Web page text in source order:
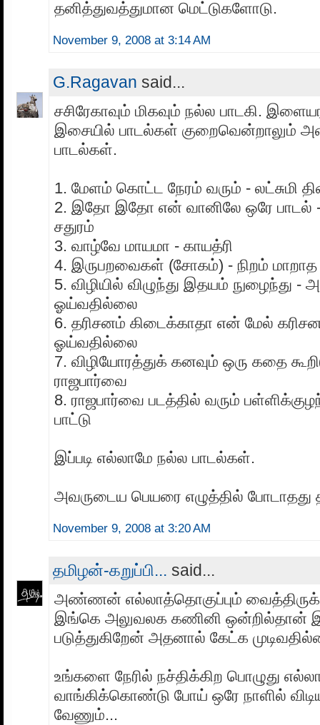
தனித்துவத்துமான மெட்டுகளோடு.
November 9, 2008 at 3:14 AM
G.Ragavan said...
சசிரேகாவும் மிகவும் நல்ல பாடகி.
இசையில் பாடல்கள் குறைவென்றாலும்
பாடல்கள்.
1. மேளம் கொட்ட நேரம் வரும் - லட்சுமி
2. இதோ இதோ என் வானிலே ஒரே பாடல்
சதுரம்
3. வாழ்வே மாயமா - காயத்ரி
4. இருபறவைகள் (சோகம்) - நிறம் மாறாத
5. விழியில் விழுந்து இதயம் நுழைந்து
ஓய்வதில்லை
6. தரிசனம் கிடைக்காதா என் மேல்
ஓய்வதில்லை
7. விழியோரத்துக் கனவும் ஒரு கதை
ராஜபார்வை
8. ராஜபார்வை படத்தில் வரும்
பாட்டு
இப்படி எல்லாமே நல்ல பாடல்கள்.
அவருடைய பெயரை எழுத்தில் போடாதது
November 9, 2008 at 3:20 AM
தமிழன்-கறுப்பி... said...
அண்ணன் எல்லாத்தொகுப்பும்
இங்கெ அலுவலக கணினி
படுத்துகிறேன் அதனால் கேட்க
உங்களை நேரில் நச்திக்கிற பொழுது
வாங்கிக்கொண்டு போய் ஒரே நாளில்
வேணும்...